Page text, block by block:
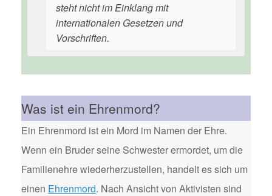
steht nicht im Einklang mit
internationalen Gesetzen und
Vorschriften.
Was ist ein Ehrenmord?
Ein Ehrenmord ist ein Mord im Namen der Ehre.
Wenn ein Bruder seine Schwester ermordet, um die
Familienehre wiederherzustellen, handelt es sich um
einen Ehrenmord. Nach Ansicht von Aktivisten sind